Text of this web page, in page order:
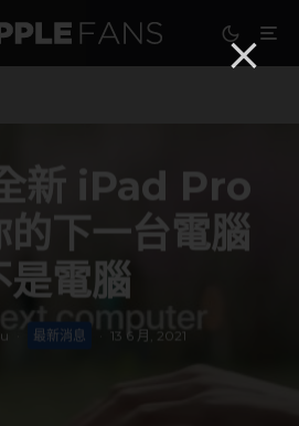
新 iPad Pro
下一台電腦
是電腦
最新消息 13 6 月, 2021